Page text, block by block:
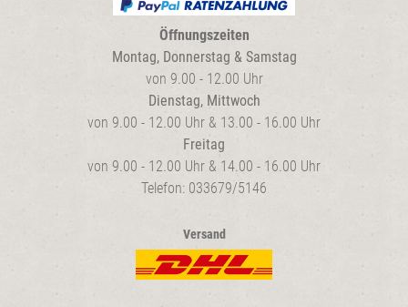
Öffnungszeiten
Montag, Donnerstag & Samstag
von 9.00 - 12.00 Uhr
Dienstag, Mittwoch
von 9.00 - 12.00 Uhr & 13.00 - 16.00 Uhr
Freitag
von 9.00 - 12.00 Uhr & 14.00 - 16.00 Uhr
Telefon: 033679/5146
Versand